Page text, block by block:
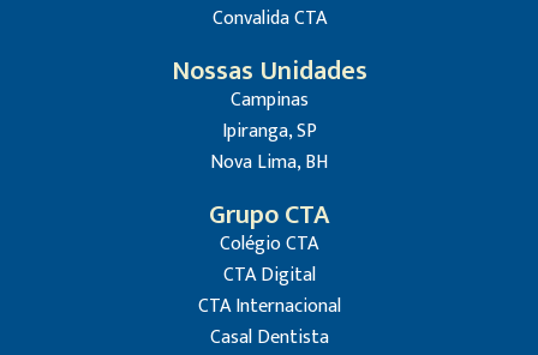
Convalida CTA
Nossas Unidades
Campinas
Ipiranga, SP
Nova Lima, BH
Grupo CTA
Colégio CTA
CTA Digital
CTA Internacional
Casal Dentista